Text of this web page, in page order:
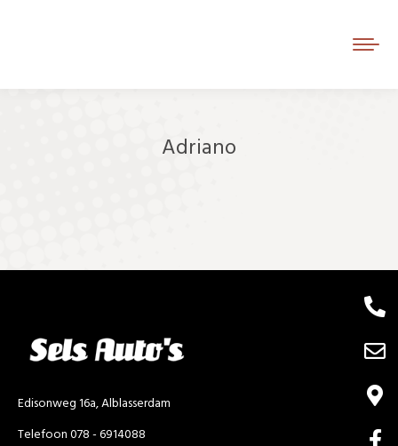
Adriano
Edisonweg 16a, Alblasserdam
Telefoon 078 - 6914088